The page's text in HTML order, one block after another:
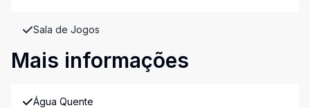
Sala de Jogos
Mais informações
Água Quente